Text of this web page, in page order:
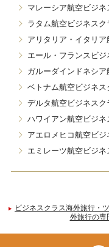
マレーシア航空ビジネ
ラタム航空ビジネスク
アリタリア・イタリ
エール・フランスビジ
ガルーダインドネシ
ベトナム航空ビジネス
デルタ航空ビジネスク
ハワイアン航空ビジネ
アエロメヒコ航空ビジ
エミレーツ航空ビジネ
ビジネスクラス海外旅行・
外旅行の専